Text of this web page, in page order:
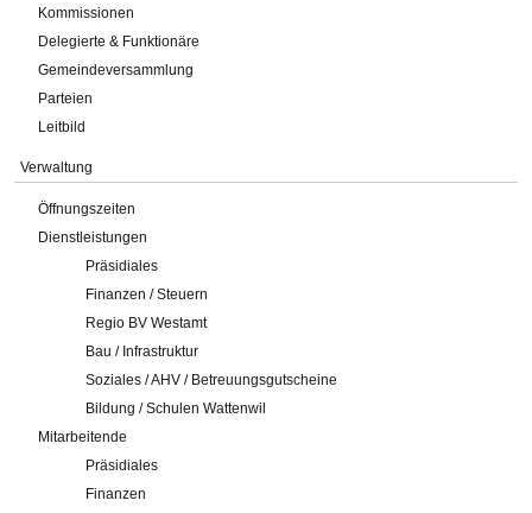
Kommissionen
Delegierte & Funktionäre
Gemeindeversammlung
Parteien
Leitbild
Verwaltung
Öffnungszeiten
Dienstleistungen
Präsidiales
Finanzen / Steuern
Regio BV Westamt
Bau / Infrastruktur
Soziales / AHV / Betreuungsgutscheine
Bildung / Schulen Wattenwil
Mitarbeitende
Präsidiales
Finanzen